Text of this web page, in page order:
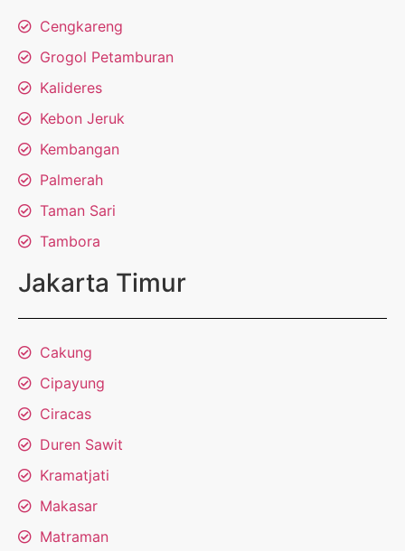
Cengkareng
Grogol Petamburan
Kalideres
Kebon Jeruk
Kembangan
Palmerah
Taman Sari
Tambora
Jakarta Timur
Cakung
Cipayung
Ciracas
Duren Sawit
Kramatjati
Makasar
Matraman